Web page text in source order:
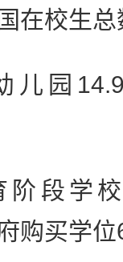
在校生
园
段学校
购买学